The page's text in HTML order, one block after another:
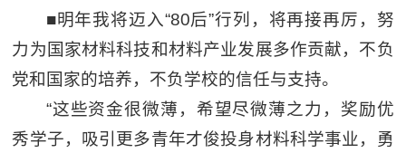
■明年我将迈入“80后”行列，将再接再厉，努
力为国家材料科技和材料产业发展多作贡献，不负
党和国家的培养，不负学校的信任与支持。
“这些资金很微薄，希望尽微薄之力，奖励优
秀学子，吸引更多青年才俊投身材料科学事业，勇